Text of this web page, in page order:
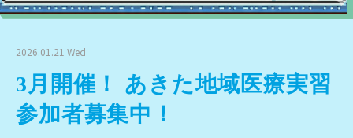
2026.01.21 Wed
3月開催！ あきた地域医療実習
参加者募集中！